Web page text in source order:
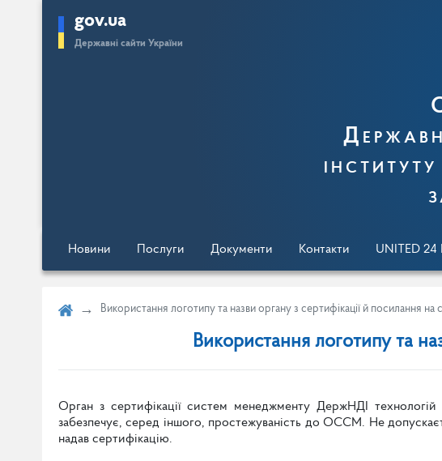
Перейти
gov.ua
Державні сайти України
Новини Послуги Документи Контакти UNITED 24
Використання логотипу та назви органу з сертифікації й посилання на
Використання логотипу та
Орган з сертифікації систем менеджменту ДержНДІ
забезпечує, серед іншого, простежуваність до ОССМ. Не
надав сертифікацію.